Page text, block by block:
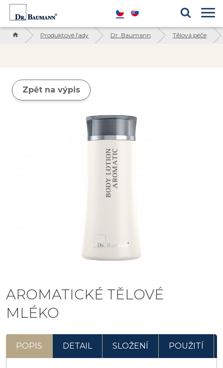
Kosmetické ingredience
Produktové řady Dr. Baumann Tělová péče
Zpět na výpis
AROMATICKÉ TĚLOVÉ
MLÉKO
POPIS DETAIL SLOŽENÍ POUŽITÍ